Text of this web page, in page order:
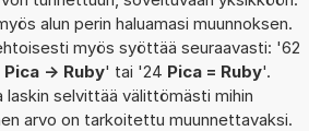
alun perin haluamasi muunnoksen.
myös syöttää seuraavasti: '62
Pica -> Ruby' tai '24 Pica = Ruby'.
selvittää välittömästi mihin
arvo on tarkoitettu muunnettavaksi.